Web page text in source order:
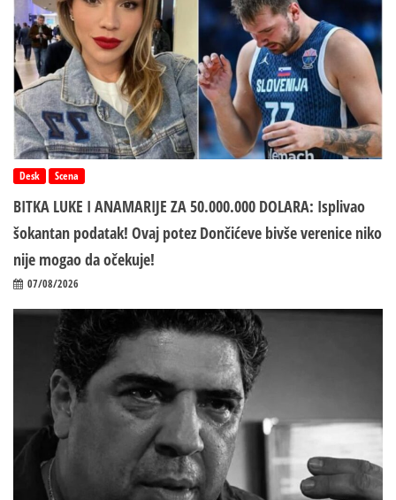
Desk Scena
BITKA LUKE I ANAMARIJE ZA 50.000.000 DOLARA: Isplivao
šokantan podatak! Ovaj potez Dončićeve bivše verenice niko
nije mogao da očekuje!
07/08/2026